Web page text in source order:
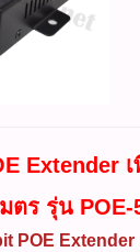
Extender
ตร รุ่น
POE Extender